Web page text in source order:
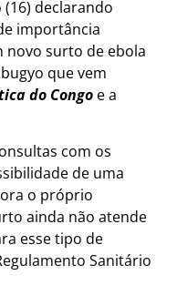
declarando
importância
novo surto de ebola
que vem
do Congo e a
com os
de uma
o próprio
ainda não atende
esse tipo de
Sanitário